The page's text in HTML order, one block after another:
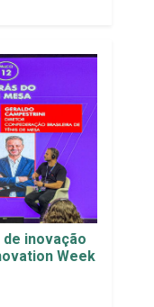
inovação
Week